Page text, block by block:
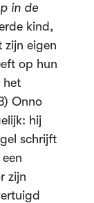
in de
kind,
zijn eigen
op hun
het
Onno
hij
schrijft
zijn